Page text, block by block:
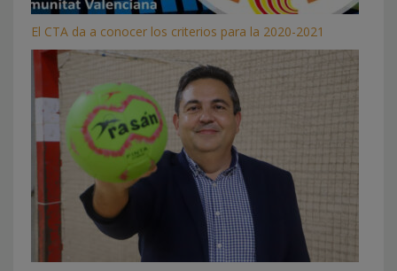
El CTA da a conocer los criterios para la 2020-2021